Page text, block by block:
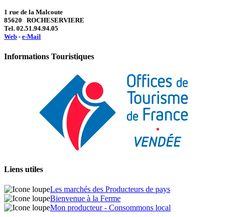
1 rue de la Malcoute
85620 ROCHESERVIERE
Tel. 02.51.94.94.05
Web - e-Mail
Informations Touristiques
Liens utiles
Les marchés des Producteurs de pays
Bienvenue à la Ferme
Mon producteur - Consommons local